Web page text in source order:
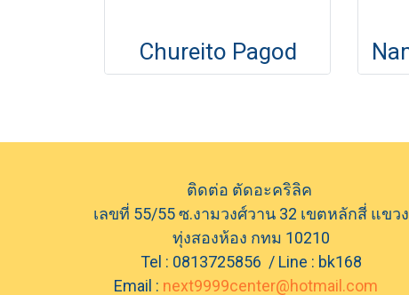
Chureito Pagod
ติดต่อ ตัดอะคริลิค
เลขที่ 55/55 ซ.งามวงศ์วาน 32 เขตหลักสี่ แขวง
ทุ่งสองห้อง กทม 10210
Tel : 0813725856 / Line : bk168
Email : next9999center@hotmail.com